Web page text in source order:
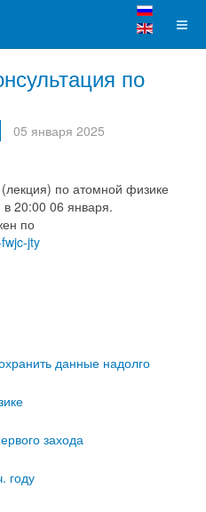
по
05 января 2025
по атомной физике
в 20:00 06 января.
по
jty
данные надолго
захода
году